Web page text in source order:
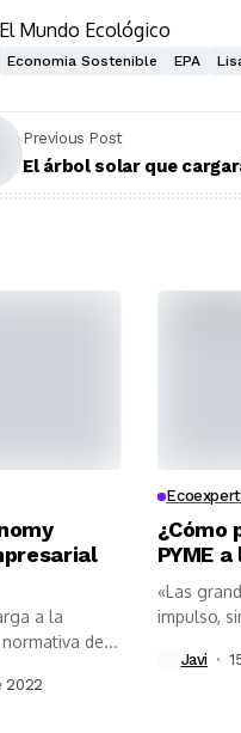
El Mundo Ecológico
Economia Sostenible EPA
Previous Post
El árbol solar que
a la
de...
2022
¿Cómo
PYME
«Las
impulso,
Javi